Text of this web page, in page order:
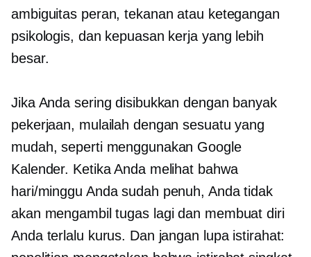
ambiguitas peran, tekanan atau ketegangan
psikologis, dan kepuasan kerja yang lebih
besar.
Jika Anda sering disibukkan dengan banyak
pekerjaan, mulailah dengan sesuatu yang
mudah, seperti menggunakan Google
Kalender. Ketika Anda melihat bahwa
hari/minggu Anda sudah penuh, Anda tidak
akan mengambil tugas lagi dan membuat diri
Anda terlalu kurus. Dan jangan lupa istirahat: